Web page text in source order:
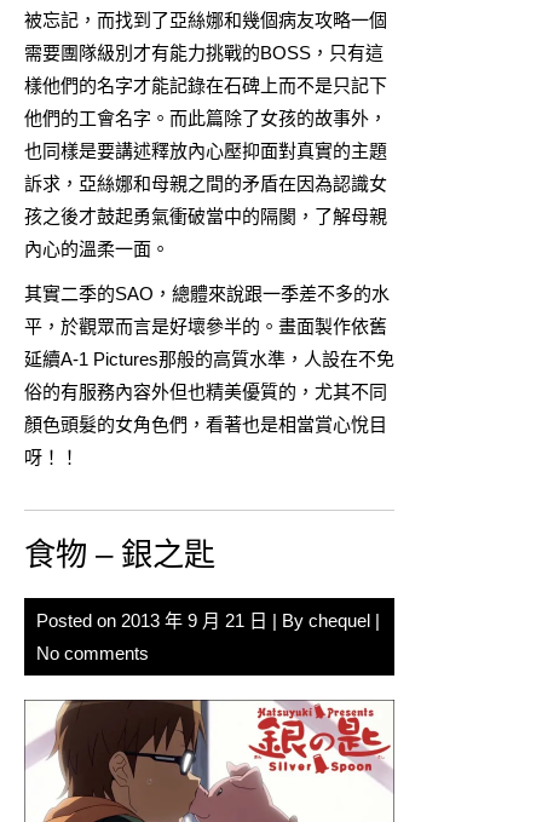
被忘記，而找到了亞絲娜和幾個病友攻略一個
需要團隊級別才有能力挑戰的BOSS，只有這
樣他們的名字才能記錄在石碑上而不是只記下
他們的工會名字。而此篇除了女孩的故事外，
也同樣是要講述釋放內心壓抑面對真實的主題
訴求，亞絲娜和母親之間的矛盾在因為認識女
孩之後才鼓起勇氣衝破當中的隔閡，了解母親
內心的溫柔一面。
其實二季的SAO，總體來說跟一季差不多的水
平，於觀眾而言是好壞參半的。畫面製作依舊
延續A-1 Pictures那般的高質水準，人設在不免
俗的有服務內容外但也精美優質的，尤其不同
顏色頭髮的女角色們，看著也是相當賞心悅目
呀！！
食物 – 銀之匙
Posted on 2013 年 9 月 21 日 | By chequel |
No comments